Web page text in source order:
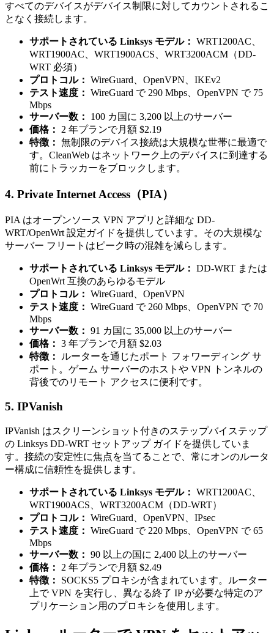
すべてのデバイスがデバイス制限に対してカウントされるこ
となく接続します。
サポートされている Linksys モデル： WRT1200AC、
WRT1900AC、WRT1900ACS、WRT3200ACM（DD-
WRT 必須）
プロトコル： WireGuard、OpenVPN、IKEv2
テスト速度： WireGuard で 290 Mbps、OpenVPN で 75
Mbps
サーバー数：
100 カ国に 3,200 以上のサーバー
価格：
2 年プランで月額 $2.19
特徴： 無制限のデバイス接続は大規模な世帯に最適で
す。CleanWeb はネットワーク上のデバイスに到達する
前にトラッカーをブロックします。
4. Private Internet Access（PIA）
PIA はオープンソース VPN アプリと詳細な DD-
WRT/OpenWrt 設定ガイドを提供しています。その大規模な
サーバー フリートはピーク時の混雑を減らします。
サポートされている Linksys モデル： DD-WRT または
OpenWrt 互換のあらゆるモデル
プロトコル： WireGuard、OpenVPN
テスト速度： WireGuard で 260 Mbps、OpenVPN で 70
Mbps
サーバー数： 91 カ国に 35,000 以上のサーバー
価格： 3 年プランで月額 $2.03
特徴：
ルーターを通じたポート フォワーディング サ
ポート。ゲーム サーバーのホストや VPN トンネルの
背後でのリモート アクセスに便利です。
5. IPVanish
IPVanish はスクリーンショット付きのステップバイステップ
の Linksys DD-WRT セットアップ ガイドを提供していま
す。接続の安定性に焦点を当てることで、常にオンのルータ
ー構成に信頼性を提供します。
サポートされている Linksys モデル： WRT1200AC、
WRT1900ACS、WRT3200ACM（DD-WRT）
プロトコル： WireGuard、OpenVPN、IPsec
テスト速度： WireGuard で 220 Mbps、OpenVPN で 65
Mbps
サーバー数： 90 以上の国に 2,400 以上のサーバー
価格：
2 年プランで月額 $2.49
特徴：
SOCKS5 プロキシが含まれています。ルーター
上で VPN を実行し、異なる終了 IP が必要な特定のア
プリケーション用のプロキシを使用します。